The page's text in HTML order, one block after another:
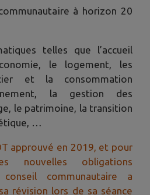
à horizon 20
telles que l’accueil
le logement, les
et la consommation
la gestion des
le patrimoine, la transition
…
approuvé en 2019, et pour
nouvelles obligations
communautaire a
révision lors de sa séance